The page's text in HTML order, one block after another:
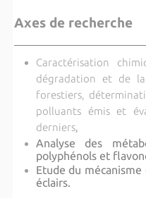
Axes de recherche
Caractérisation
dégradation et de
forestiers,
polluants émis et
derniers,
Analyse des
polyphénols et
Etude du
éclairs.